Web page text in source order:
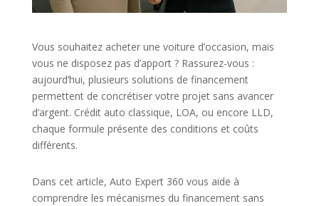
Vous souhaitez acheter une voiture d’occasion, mais
vous ne disposez pas d’apport ? Rassurez-vous :
aujourd’hui, plusieurs solutions de financement
permettent de concrétiser votre projet sans avancer
d’argent. Crédit auto classique, LOA, ou encore LLD,
chaque formule présente des conditions et coûts
différents.
Dans cet article, Auto Expert 360 vous aide à
comprendre les mécanismes du financement sans